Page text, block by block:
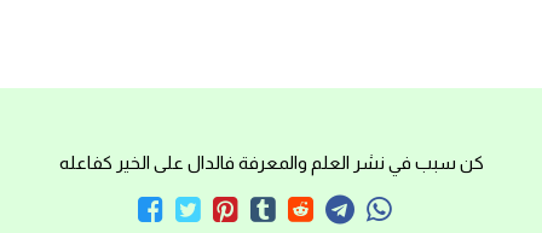
كن سبب في نشر العلم والمعرفة فالدال على الخير كفاعله